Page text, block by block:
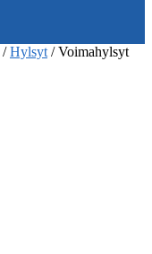
/Hylsyt /Voimahylsyt